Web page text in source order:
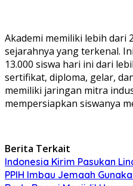
Akademi memiliki lebih dari
sejarahnya yang terkenal.
13.000 siswa hari ini dari
sertifikat, diploma, gelar,
memiliki jaringan mitra
mempersiapkan siswanya
Berita Terkait
Indonesia Kirim Pasukan
PPIH Imbau Jemaah